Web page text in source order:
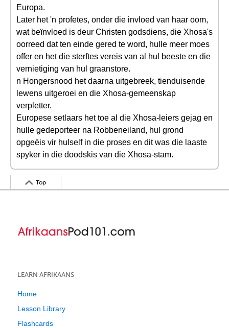
Europa.
Later het 'n profetes, onder die invloed van haar oom,
wat beïnvloed is deur Christen godsdiens, die Xhosa's
oorreed dat ten einde gered te word, hulle meer moes
offer en het die sterftes vereis van al hul beeste en die
vernietiging van hul graanstore.
n Hongersnood het daarna uitgebreek, tienduisende
lewens uitgeroei en die Xhosa-gemeenskap
verpletter.
Europese setlaars het toe al die Xhosa-leiers gejag en
hulle gedeporteer na Robbeneiland, hul grond
opgeëis vir hulself in die proses en dit was die laaste
spyker in die doodskis van die Xhosa-stam.
Top
LEARN AFRIKAANS
Home
Lesson Library
Flashcards